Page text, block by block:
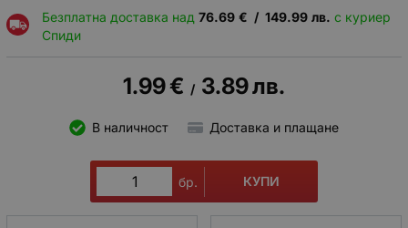
Безплатна доставка над 76.69 € / 149.99 лв. с куриер
Спиди
1.99€ / 3.89лв.
В наличност Доставка и плащане
бр. КУПИ